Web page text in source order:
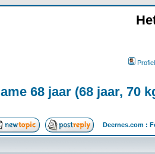
Profiel
68 jaar (68 jaar, 70
Deernes.com :